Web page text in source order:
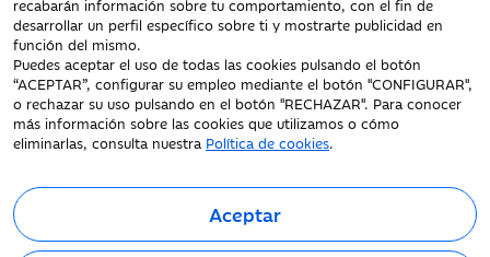
recabarán información sobre tu comportamiento, con el fin de
desarrollar un perfil específico sobre ti y mostrarte publicidad en
función del mismo.
Puedes aceptar el uso de todas las cookies pulsando el botón
“ACEPTAR”, configurar su empleo mediante el botón "CONFIGURAR",
o rechazar su uso pulsando en el botón "RECHAZAR". Para conocer
más información sobre las cookies que utilizamos o cómo
eliminarlas, consulta nuestra Política de cookies.
Aceptar
Política de cookies
Declaración de
accesibilidad
Fecha de Edición: 08/08/2026